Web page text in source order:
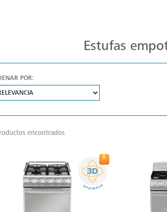
Estufas
POR:
encontrados